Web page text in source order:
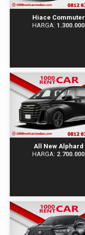
Hiace Commuter​​
HARGA: 1.300.000
All New Alphard
HARGA: 2.700.000